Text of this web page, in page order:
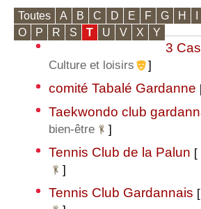
Toutes A B C D E F G H
O
P R S T U V X Y
3
Culture et loisirs
]
comité Tabalé Gardanne
Taekwondo club
bien-être
]
Tennis Club de la Palun [
]
Tennis Club Gardannais [